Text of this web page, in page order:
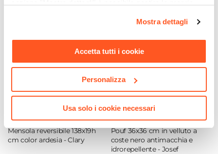
momento. Per maggiori informazioni si invita a leggere la
Mostra dettagli
Accetta tutti i cookie
Personalizza
Usa solo i cookie necessari
50 cm
Finitura
Materiale Struttura
Legno nobilitato
Spessore Pannello
2,2 cm
Mensola reversibile 138x19h
cm color ardesia - Clary
Pouf 36x36 cm in velluto a
coste nero antimacchia e
idrorepellente - Josef